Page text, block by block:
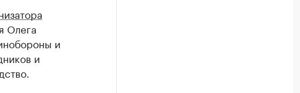
Олега
и
и